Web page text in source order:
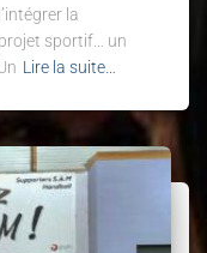
la
sportif… un
Lire la suite…